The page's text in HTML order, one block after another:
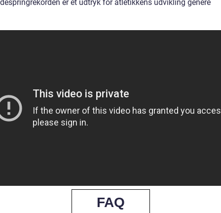
er et udtryk for atletikkens udvikling genere
FAQ